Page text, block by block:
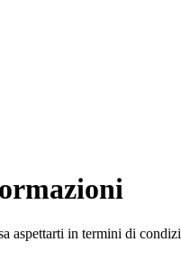
aspettarti in termini di